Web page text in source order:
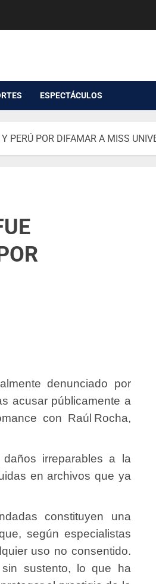
ESPECTÁCULOS
PERÚ POR DIFAMAR A MISS
denunciado por
acusar públicamente a
con Raúl Rocha,
irreparables a la
en archivos que ya
constituyen una
según especialistas
uso no consentido.
sustento, lo que ha